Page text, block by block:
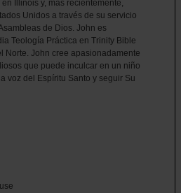
Illinois y, más recientemente,
Unidos a través de su servicio
de Dios. John es
Teología Práctica en Trinity Bible
Norte. John cree apasionadamente
que puede inculcar en un niño
voz del Espíritu Santo y seguir Su